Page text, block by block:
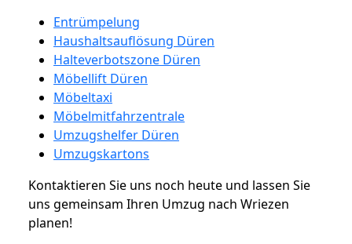
Entrümpelung
Haushaltsauflösung Düren
Halteverbotszone Düren
Möbellift Düren
Möbeltaxi
Möbelmitfahrzentrale
Umzugshelfer Düren
Umzugskartons
Kontaktieren Sie uns noch heute und lassen Sie
uns gemeinsam Ihren Umzug nach Wriezen
planen!